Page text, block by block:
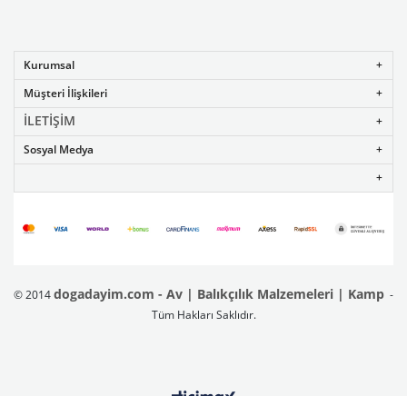
Kurumsal
Müşteri İlişkileri
İLETİŞİM
Sosyal Medya
© 2014dogadayim.com - Av | Balıkçılık Malzemeleri | Kamp -
Tüm Hakları Saklıdır.